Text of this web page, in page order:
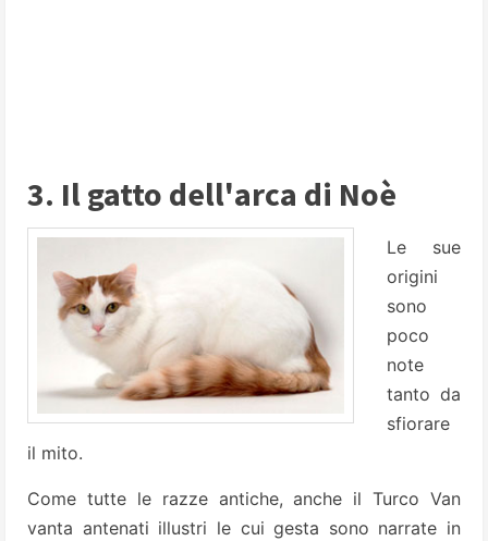
3. Il gatto dell'arca di Noè
Le sue
origini
sono
poco
note
tanto da
sfiorare
il mito.
Come tutte le razze antiche, anche il Turco Van
vanta antenati illustri le cui gesta sono narrate in